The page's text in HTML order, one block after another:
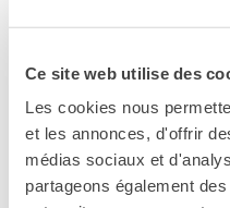
Ce site web utilise des
Les cookies nous
et les annonces, d'offrir
médias sociaux et
partageons également
Étudier en
Francia
KULTUR
PALERME
Atelier
Via Paolo Gili, 4
ADIEU LES CONS
di Albert Dupontel